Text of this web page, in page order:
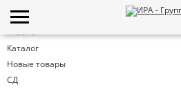
Главная
Каталог
Новые товары
СД